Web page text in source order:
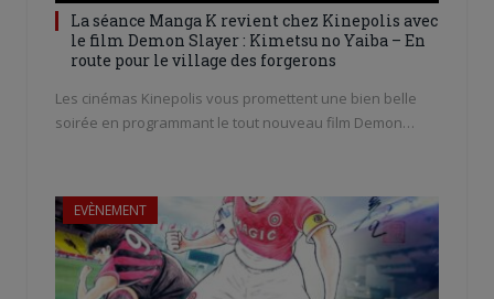
La séance Manga K revient chez Kinepolis avec
le film Demon Slayer : Kimetsu no Yaiba – En
route pour le village des forgerons
Les cinémas Kinepolis vous promettent une bien belle
soirée en programmant le tout nouveau film Demon…
EVÈNEMENT